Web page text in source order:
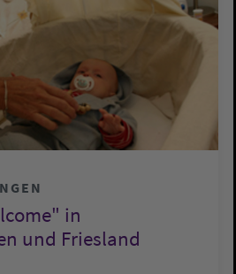
in
und Friesland